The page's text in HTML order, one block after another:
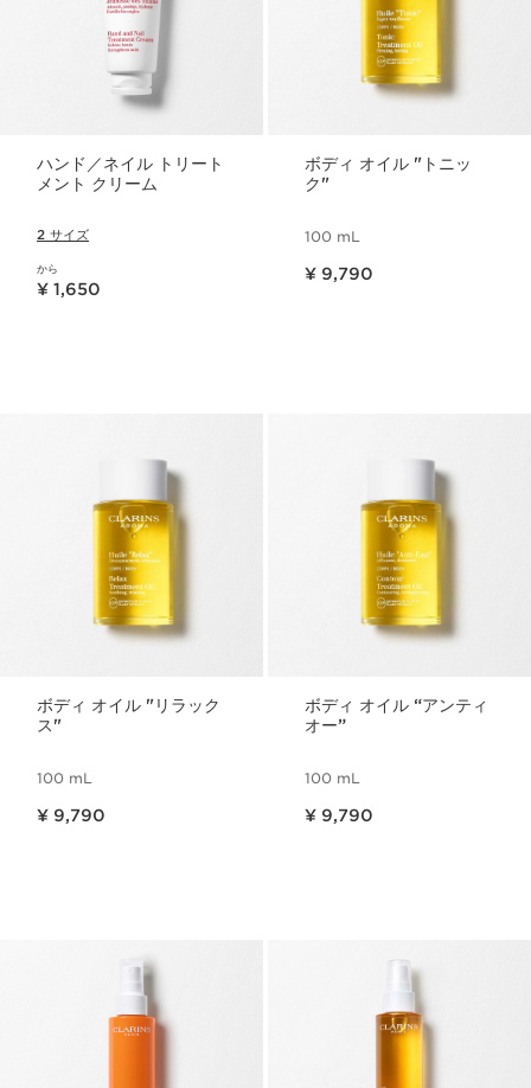
ハンド／ネイル トリート
メント クリーム
2 サイズ
から
現在表示中の製品の価格 ¥ 1,650
¥ 1,650
ボディ オイル "トニッ
ク"
100 mL
¥ 9,790
ボディ オイル "リラック
ス"
100 mL
¥ 9,790
ボディ オイル “アンティ
オー”
100 mL
¥ 9,790